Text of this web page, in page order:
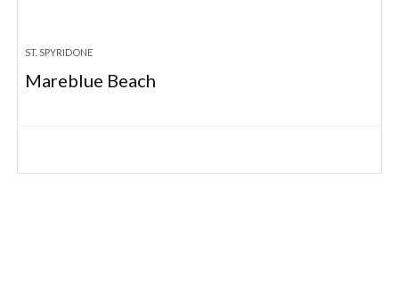
ST. SPYRIDONE
Mareblue Beach